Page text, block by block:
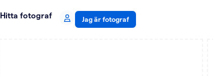
Hitta fotograf Jag är fotograf